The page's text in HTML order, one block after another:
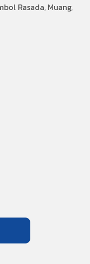
Rasada, Muang,